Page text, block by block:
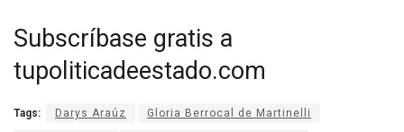
Subscríbase gratis a
tupoliticadeestado.com
Tags: Darys Araúz Gloria Berrocal de Martinelli